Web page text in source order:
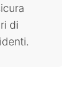
di